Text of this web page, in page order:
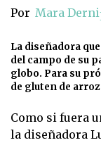
Por Mara Derni
La diseñadora
del campo de su
globo. Para su
de gluten de
Como si fuera
la diseñadora